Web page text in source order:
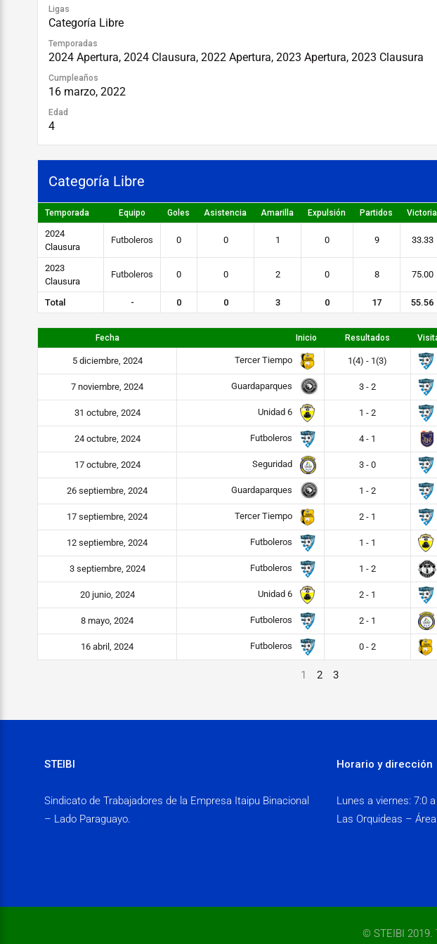
Ligas
Categoría Libre
Temporadas
2024 Apertura, 2024 Clausura, 2022 Apertura, 2023 Apertura, 2023 Clausura
Cumpleaños
16 marzo, 2022
Edad
4
Categoría Libre
Temporada Equipo Goles Asistencia Amarilla Expulsión Partidos Victoria
2024
Clausura
Futboleros 0 0 1 0 9 33.33
2023
Clausura
Futboleros 0 0 2 0 8 75.00
Total - 0 0 3 0 17 55.56
Fecha Inicio Resultados
5 diciembre, 2024 Tercer Tiempo 1(4) - 1(3)
7 noviembre, 2024 Guardaparques 3 - 2
31 octubre, 2024 Unidad 6 1 - 2
24 octubre, 2024 Futboleros 4 - 1
17 octubre, 2024 Seguridad 3 - 0
26 septiembre, 2024 Guardaparques 1 - 2
17 septiembre, 2024 Tercer Tiempo 2 - 1
12 septiembre, 2024 Futboleros 1 - 1
3 septiembre, 2024 Futboleros 1 - 2
20 junio, 2024 Unidad 6 2 - 1
8 mayo, 2024 Futboleros 2 - 1
16 abril, 2024 Futboleros 0 - 2
1 2 3
STEIBI
Sindicato de Trabajadores de la Empresa Itaipu Binacional
– Lado Paraguayo.
Horario y dirección
Lunes a viernes: 7:0
Las Orquideas –
© STEIBI 2019.